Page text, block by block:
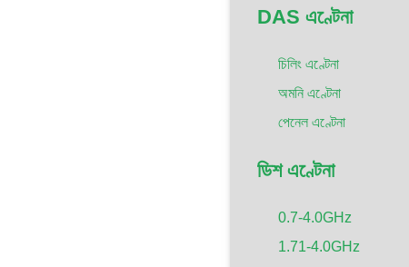
DAS এণ্টেনা
চিলিং এণ্টেনা
অমনি এণ্টেনা
পেনেল এণ্টেনা
ডিশ এণ্টেনা
0.7-4.0GHz
1.71-4.0GHz